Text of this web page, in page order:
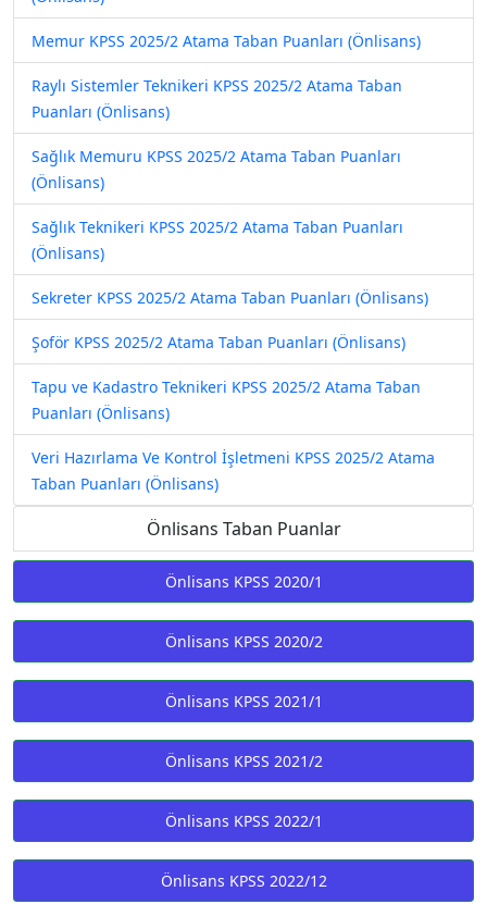
Memur KPSS 2025/2 Atama Taban Puanları (Önlisans)
Raylı Sistemler Teknikeri KPSS 2025/2 Atama Taban
Puanları (Önlisans)
Sağlık Memuru KPSS 2025/2 Atama Taban Puanları
(Önlisans)
Sağlık Teknikeri KPSS 2025/2 Atama Taban Puanları
(Önlisans)
Sekreter KPSS 2025/2 Atama Taban Puanları (Önlisans)
Şoför KPSS 2025/2 Atama Taban Puanları (Önlisans)
Tapu ve Kadastro Teknikeri KPSS 2025/2 Atama Taban
Puanları (Önlisans)
Veri Hazırlama Ve Kontrol İşletmeni KPSS 2025/2 Atama
Taban Puanları (Önlisans)
Önlisans Taban Puanlar
Önlisans KPSS 2020/1
Önlisans KPSS 2020/2
Önlisans KPSS 2021/1
Önlisans KPSS 2021/2
Önlisans KPSS 2022/1
Önlisans KPSS 2022/12